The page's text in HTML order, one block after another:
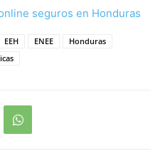
seguros en Honduras
EEH ENEE
Honduras